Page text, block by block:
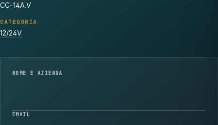
CC-14A.V
CATEGORIA
12/24V
NOME E AZIENDA
EMAIL